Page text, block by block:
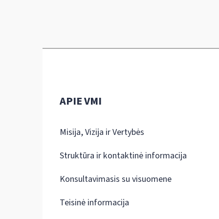
APIE VMI
Misija, Vizija ir Vertybės
Struktūra ir kontaktinė informacija
Konsultavimasis su visuomene
Teisinė informacija